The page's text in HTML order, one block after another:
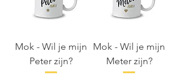
Mok - Wil je mijn
Peter zijn?
Mok - Wil je mijn
Meter zijn?